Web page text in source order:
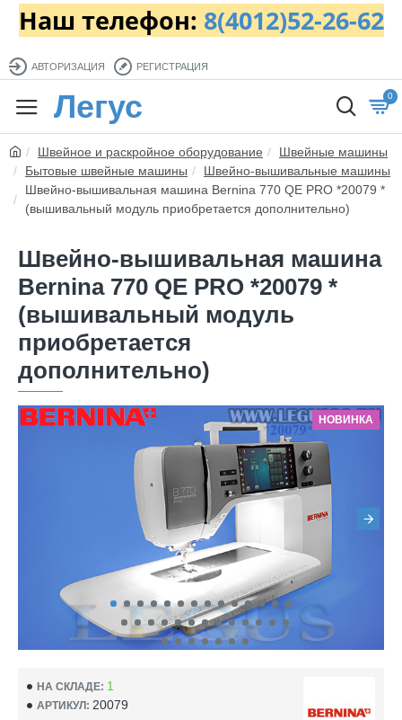
Наш телефон: 8(4012)52-26-62
АВТОРИЗАЦИЯ РЕГИСТРАЦИЯ
Легус 0
Швейное и раскройное оборудование
Швейные машины
Бытовые швейные машины
Швейно-вышивальные машины
Швейно-вышивальная машина Bernina 770 QE PRO *20079 *
(вышивальный модуль приобретается дополнительно)
Швейно-вышивальная машина
Bernina 770 QE PRO *20079 *
(вышивальный модуль
приобретается
дополнительно)
НОВИНКА
НА СКЛАДЕ: 1
АРТИКУЛ: 20079